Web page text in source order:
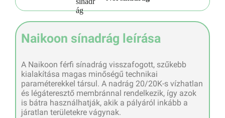
Naikoon sínadrág leírása
A Naikoon férfi sínadrág visszafogott, szűkebb
kialakítása magas minőségű technikai
paraméterekkel társul. A nadrág 20/20K-s vízhatlan
és légáteresztő membránnal rendelkezik, így azok
is bátra használhatják, akik a pályáról inkább a
járatlan területekre vágynak.